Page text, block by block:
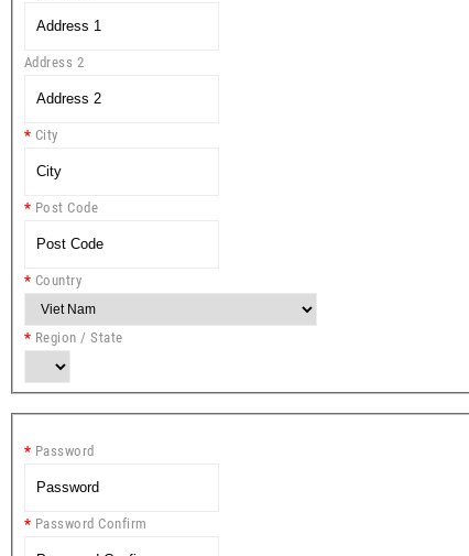
Address 2
City
Post Code
Country
Region / State
Password
Password Confirm